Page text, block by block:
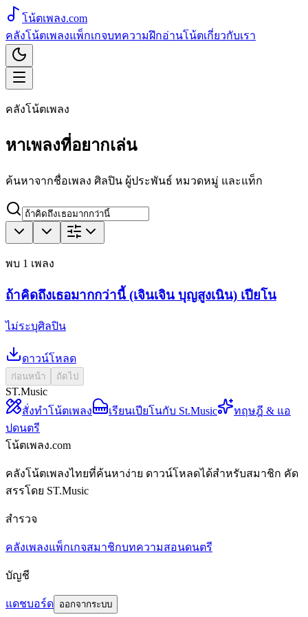
โน้ตเพลง.com
คลังโน้ตเพลงแพ็กเกจบทความฝึกอ่านโน้ตเกี่ยวกับเรา
คลังโน้ตเพลง
หาเพลงที่อยากเล่น
ค้นหาจากชื่อเพลง ศิลปิน ผู้ประพันธ์ หมวดหมู่ และแท็ก
พบ 1 เพลง
ถ้าคิดถึงเธอมากกว่านี้ (เจินเจิน บุญสูงเนิน) เปียโน
ไม่ระบุศิลปิน
ดาวน์โหลด
ก่อนหน้า ถัดไป
ST.Music
สั่งทำโน้ตเพลง
เรียนเปียโนกับ St.Music
ทฤษฎี & แอ
ปดนตรี
โน้ตเพลง.com
คลังโน้ตเพลงไทยที่ค้นหาง่าย ดาวน์โหลดได้สำหรับสมาชิก คัด
สรรโดย ST.Music
สำรวจ
คลังเพลงแพ็กเกจสมาชิกบทความสอนดนตรี
บัญชี
แดชบอร์ด ออกจากระบบ